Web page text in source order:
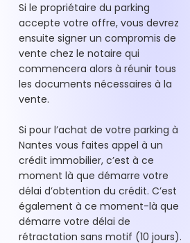
Si le propriétaire du parking
accepte votre offre, vous devrez
ensuite signer un compromis de
vente chez le notaire qui
commencera alors à réunir tous
les documents nécessaires à la
vente.
Si pour l’achat de votre parking à
Nantes vous faites appel à un
crédit immobilier, c’est à ce
moment là que démarre votre
délai d’obtention du crédit. C’est
également à ce moment-là que
démarre votre délai de
rétractation sans motif (10 jours).